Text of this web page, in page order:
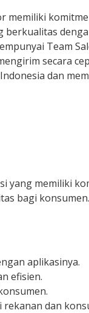
memiliki
berkualitas
Team
secara
dan
yang memiliki
bagi konsumen.
aplikasinya.
efisien.
dan